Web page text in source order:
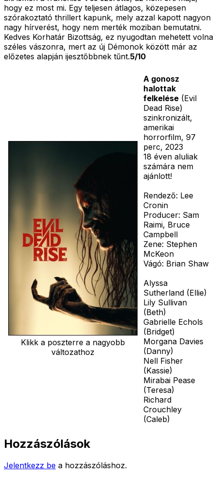
hogy ez most mi. Egy teljesen átlagos, közepesen
szórakoztató thrillert kapunk, mely azzal kapott nagyon
nagy hírverést, hogy nem merték moziban bemutatni.
Kedves Korhatár Bizottság, ez nyugodtan mehetett volna
széles vászonra, mert az új Démonok között már az
előzetes alapján ijesztőbbnek tűnt.5/10
Klikk a poszterre a nagyobb
változathoz
A gonosz
halottak
felkelése (Evil
Dead Rise)
szinkronizált,
amerikai
horrorfilm, 97
perc, 2023
18 éven aluliak
számára nem
ajánlott!
Rendező: Lee
Cronin
Producer: Sam
Raimi, Bruce
Campbell
Zene: Stephen
McKeon
Vágó: Brian Shaw
Alyssa
Sutherland (Ellie)
Lily Sullivan
(Beth)
Gabrielle Echols
(Bridget)
Morgana Davies
(Danny)
Nell Fisher
(Kassie)
Mirabai Pease
(Teresa)
Richard
Crouchley
(Caleb)
Hozzászólások
Jelentkezz be a hozzászóláshoz.